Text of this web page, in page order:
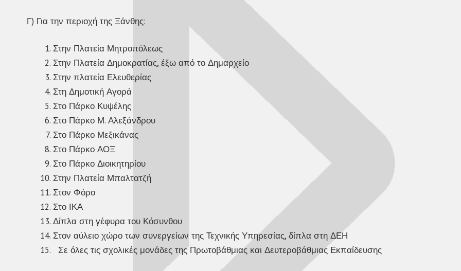
Γ) Για την περιοχή της Ξάνθης:
Στην Πλατεία Μητροπόλεως
Στην Πλατεία Δημοκρατίας, έξω από το Δημαρχείο
Στην πλατεία Ελευθερίας
Στη Δημοτική Αγορά
Στο Πάρκο Κυψέλης
Στο Πάρκο Μ. Αλεξάνδρου
Στο Πάρκο Μεξικάνας
Στο Πάρκο ΑΟΞ
Στο Πάρκο Διοικητηρίου
Στην Πλατεία Μπαλτατζή
Στον Φόρο
Στο ΙΚΑ
Δίπλα στη γέφυρα του Κόσυνθου
Στον αύλειο χώρο των συνεργείων της Τεχνικής Υπηρεσίας, δίπλα στη ΔΕΗ
Σε όλες τις σχολικές μονάδες της Πρωτοβάθμιας και Δευτεροβάθμιας Εκπαίδευσης